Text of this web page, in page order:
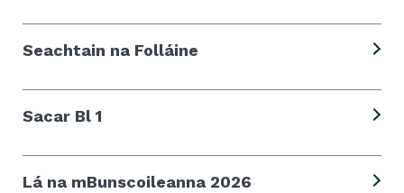
Seachtain na Folláine
Sacar Bl 1
Lá na mBunscoileanna 2026